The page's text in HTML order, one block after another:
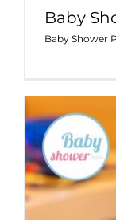
Baby
Baby Shower
Baby